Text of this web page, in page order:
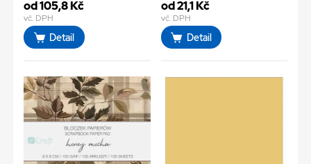
od 105,8 Kč
vč. DPH
Detail
od 21,1 Kč
vč. DPH
Detail